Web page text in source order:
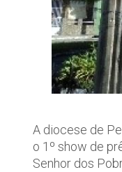
A diocese de
o 1º show de
Senhor dos